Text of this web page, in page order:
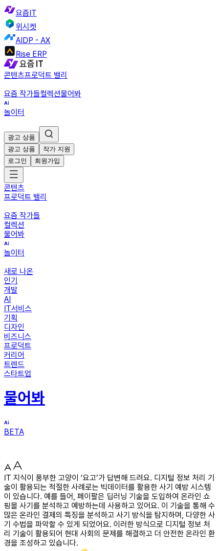
요즘IT
위시켓
AIDP - AX
Rise ERP
콘텐츠프로덕트 밸리
요즘 작가들컬렉션물어봐
놀이터
광고 상품
광고 상품
작가 지원
로그인
회원가입
콘텐츠
프로덕트 밸리
요즘 작가들
컬렉션
물어봐
놀이터
새로 나온
인기
개발
AI
IT서비스
기획
디자인
비즈니스
프로덕트
커리어
트렌드
스타트업
물어봐
BETA
IT 지식이 풍부한 고양이 ‘요고’가 답변해 드려요. 디지털 정보 처리 기
술이 활용되는 적절한 사례로는 빅데이터를 활용한 사기 예방 시스템
이 있습니다. 예를 들어, 페이팔은 딥러닝 기술을 도입하여 온라인 쇼
핑몰 사기를 분석하고 예방하는데 사용하고 있어요. 이 기술을 통해 수
많은 온라인 결제의 특징을 분석하고 사기 방식을 탐지하며, 다양한 사
기 수법을 파악할 수 있게 되었어요. 이러한 방식으로 디지털 정보 처
리 기술이 활용되어 현대 사회의 문제를 해결하고 더 안전한 온라인 환
경을 조성하고 있습니다.